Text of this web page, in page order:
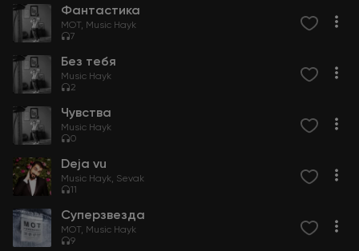
Фантастика
MOT
Music Hayk
7
Без тебя
Music Hayk
2
Чувства
Music Hayk
0
Deja vu
Music Hayk Sevak
11
Суперзвезда
MOT
Music Hayk
9